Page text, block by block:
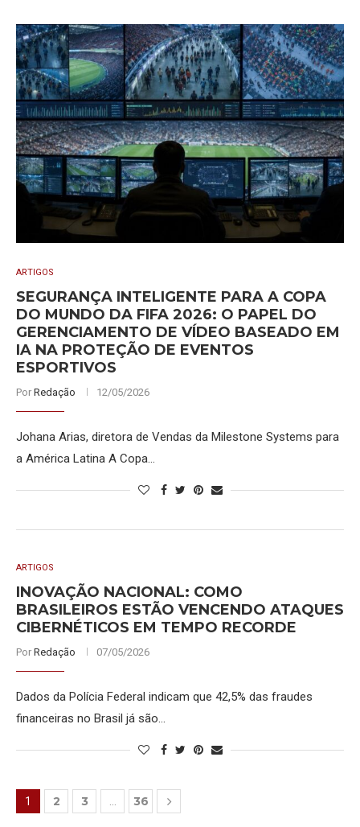
ARTIGOS
SEGURANÇA INTELIGENTE PARA A COPA
DO MUNDO DA FIFA 2026: O PAPEL DO
GERENCIAMENTO DE VÍDEO BASEADO EM
IA NA PROTEÇÃO DE EVENTOS
ESPORTIVOS
Por Redação 12/05/2026
Johana Arias, diretora de Vendas da Milestone Systems para
a América Latina A Copa…
ARTIGOS
INOVAÇÃO NACIONAL: COMO
BRASILEIROS ESTÃO VENCENDO ATAQUES
CIBERNÉTICOS EM TEMPO RECORDE
Por Redação 07/05/2026
Dados da Polícia Federal indicam que 42,5% das fraudes
financeiras no Brasil já são…
1 2 3 36